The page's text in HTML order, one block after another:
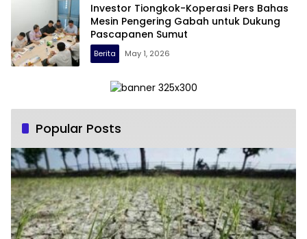
Investor Tiongkok-Koperasi Pers Bahas
Mesin Pengering Gabah untuk Dukung
Pascapanen Sumut
Berita May 1, 2026
Popular Posts